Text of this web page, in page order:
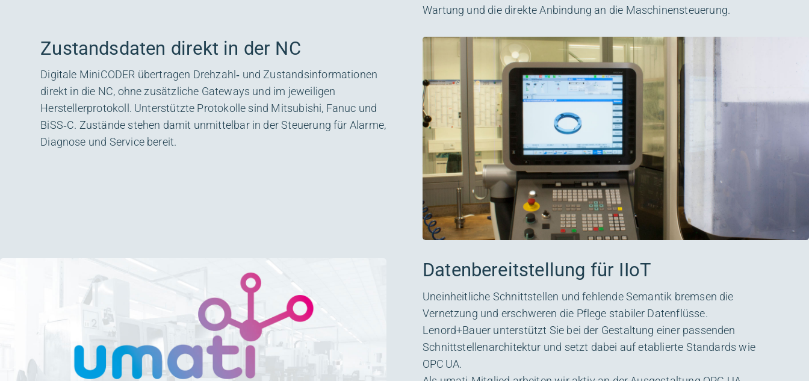
Wartung und die direkte Anbindung an die Maschinensteuerung.
Zustandsdaten direkt in der NC
Digitale MiniCODER übertragen Drehzahl‑ und Zustandsinformationen
direkt in die NC, ohne zusätzliche Gateways und im jeweiligen
Herstellerprotokoll. Unterstützte Protokolle sind Mitsubishi, Fanuc und
BiSS‑C. Zustände stehen damit unmittelbar in der Steuerung für Alarme,
Diagnose und Service bereit.
Datenbereitstellung für IIoT
Uneinheitliche Schnittstellen und fehlende Semantik bremsen die
Vernetzung und erschweren die Pflege stabiler Datenflüsse.
Lenord+Bauer unterstützt Sie bei der Gestaltung einer passenden
Schnittstellenarchitektur und setzt dabei auf etablierte Standards wie
OPC UA.